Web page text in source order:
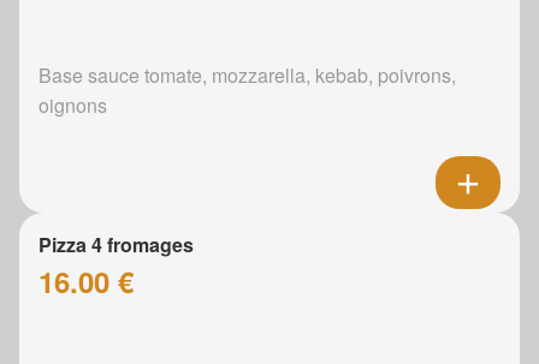
Base sauce tomate, mozzarella, kebab, poivrons,
oignons
Pizza 4 fromages
16.00 €